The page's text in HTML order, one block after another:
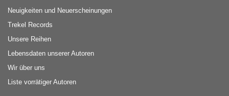
Neuigkeiten und Neuerscheinungen
Trekel Records
Unsere Reihen
Lebensdaten unserer Autoren
Wir über uns
Liste vorrätiger Autoren